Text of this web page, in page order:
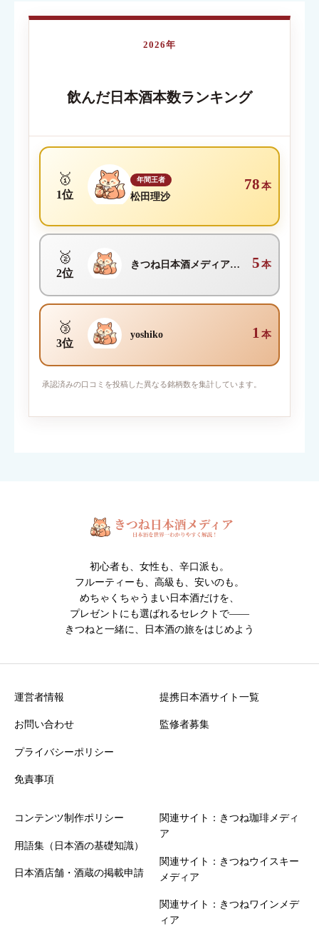
写真を添付
・投稿内容は運営確認後に公開されます
2026年
飲んだ日本酒本数ランキング
🥇
1位
年間王者
松田理沙
78 本
🥈
2位
きつね日本酒メディア編集部 5 本
🥉
3位
yoshiko 1 本
承認済みの口コミを投稿した異なる銘柄数を集計しています。
初心者も、女性も、辛口派も。
フルーティーも、高級も、安いのも。
めちゃくちゃうまい日本酒だけを、
プレゼントにも選ばれるセレクトで――
きつねと一緒に、日本酒の旅をはじめよう
運営者情報
お問い合わせ
プライバシーポリシー
免責事項
提携日本酒サイト一覧
監修者募集
コンテンツ制作ポリシー
用語集（日本酒の基礎知識）
日本酒店舗・酒蔵の掲載申請
関連サイト：きつね珈琲メディ
ア
関連サイト：きつねウイスキー
メディア
関連サイト：きつねワインメデ
ィア